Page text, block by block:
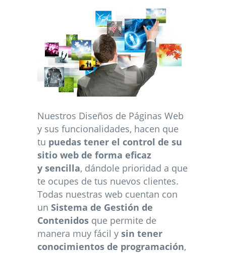
Nuestros Diseños de Páginas Web
y sus funcionalidades, hacen que
tu puedas tener el control de su
sitio web de forma eficaz
y sencilla, dándole prioridad a que
te ocupes de tus nuevos clientes.
Todas nuestras web cuentan con
un Sistema de Gestión de
Contenidos que permite de
manera muy fácil y sin tener
conocimientos de programación,